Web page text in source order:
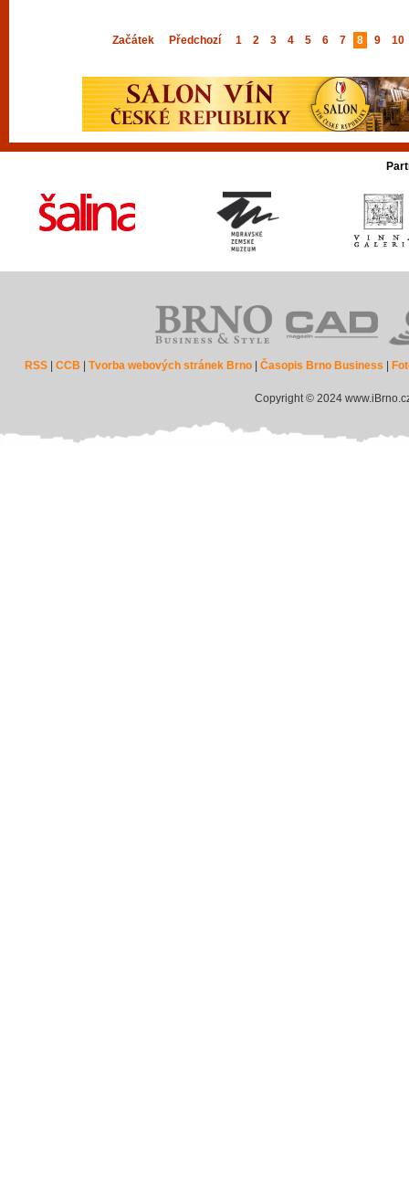
Začátek Předchozí 1 2 3 4 5 6 7 8 9 10
RSS |CCB |Tvorba webových stránek Brno |Časopis Brno Business
Copyright © 2024